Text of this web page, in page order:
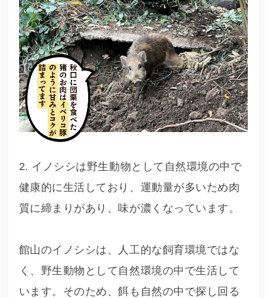
2. イノシシは野生動物として自然環境の中で
健康的に生活しており、運動量が多いため肉
質に締まりがあり、味が濃くなっています。
館山のイノシシは、人工的な飼育環境ではな
く、野生動物として自然環境の中で生活して
います。そのため、餌も自然の中で探し回る